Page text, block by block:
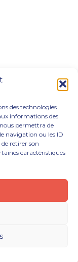
des technologies
informations des
permettra de
navigation ou les ID
retirer son
caractéristiques
CABINET
CONTACT